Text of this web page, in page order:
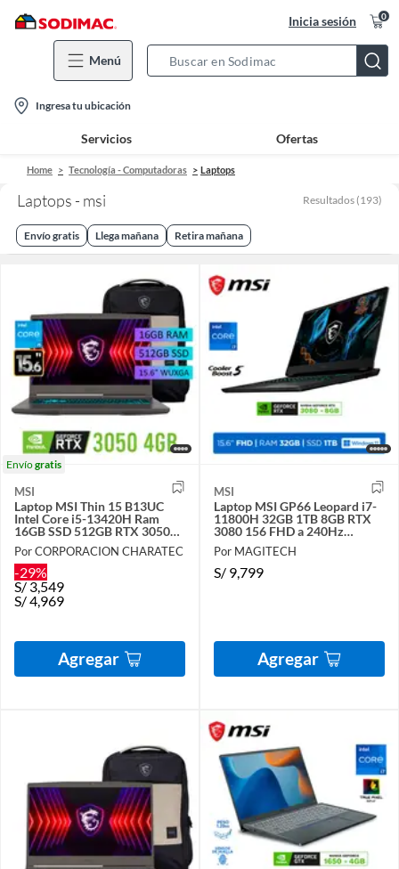
Inicia sesión 0
Menú
Bar
location-
icon
Ingresa tu ubicación
Servicios Ofertas
Home Tecnología - Computadoras Laptops
Laptops - msi Resultados (193)
Envío gratis Llega mañana Retira mañana
Envíogratis
MSI
Laptop MSI Thin 15 B13UC
Intel Core i5-13420H Ram
16GB SSD 512GB RTX 3050
Win 11
Por CORPORACION CHARATEC
-29%
S/3,549
S/4,969
Agregar
MSI
Laptop MSI GP66 Leopard i7-
11800H 32GB 1TB 8GB RTX
3080 156 FHD a 240Hz
Windows 11 Home Black
Por MAGITECH
S/ 9,799
Agregar